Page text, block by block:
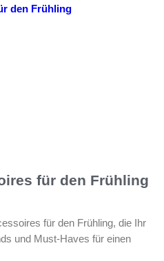
für den Frühling
für den Frühling, die Ihr
und Must-Haves für einen